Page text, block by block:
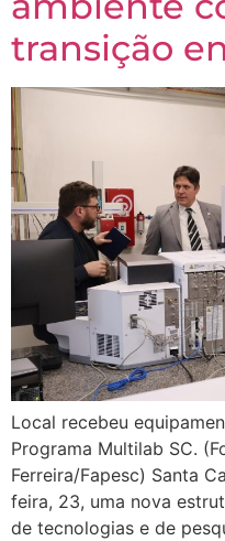
transição
Local recebeu
Programa Multilab SC.
Ferreira/Fapesc) Santa
feira, 23, uma nova
de tecnologias e de